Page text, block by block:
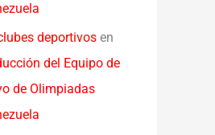
deportivos en
del Equipo de
de Olimpiadas